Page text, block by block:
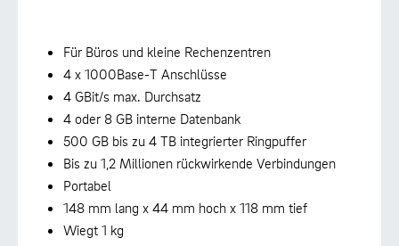
Für Büros und kleine Rechenzentren
4 x 1000Base-T Anschlüsse
4 GBit/s max. Durchsatz
4 oder 8 GB interne Datenbank
500 GB bis zu 4 TB integrierter Ringpuffer
Bis zu 1,2 Millionen rückwirkende Verbindungen
Portabel
148 mm lang x 44 mm hoch x 118 mm tief
Wiegt 1 kg
Produkt-Handbuch